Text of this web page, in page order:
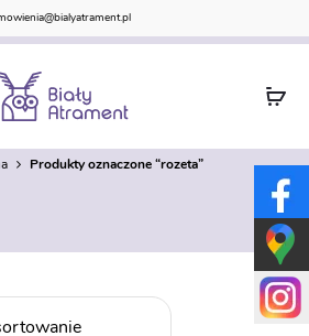
rozeta
Produkty oznaczone “rozeta”